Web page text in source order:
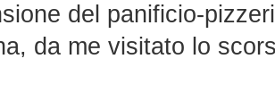
del panificio-
da me visitato lo